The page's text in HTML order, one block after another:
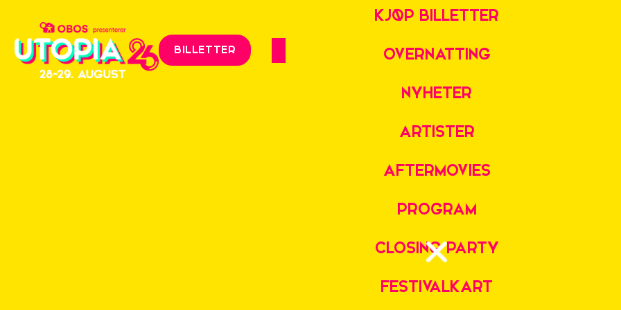
KJØP BILLETTER
OVERNATTING
NYHETER
ARTISTER
AFTERMOVIES
PROGRAM
CLOSING PARTY
FESTIVALKART
BILLETTER